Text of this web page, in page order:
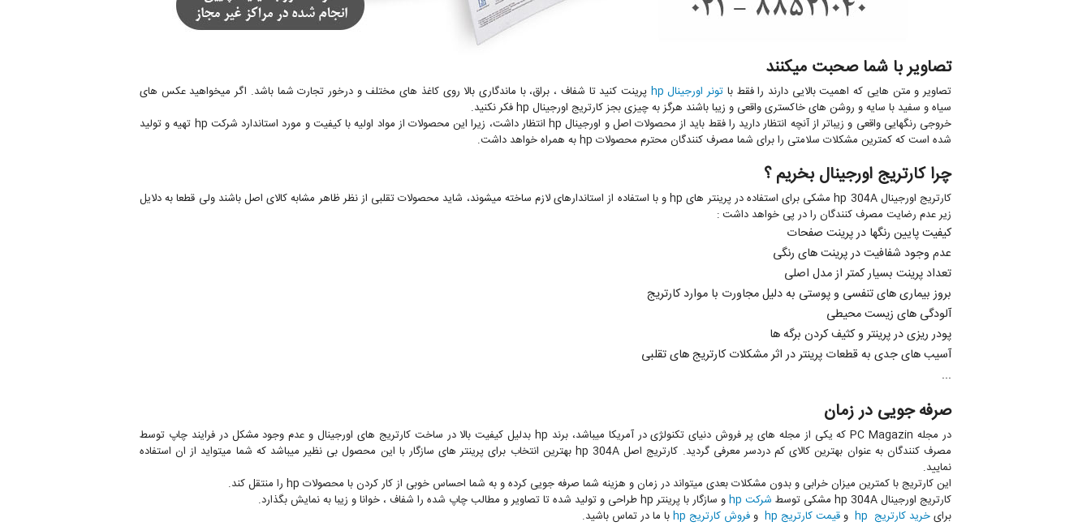
تصاویر با شما صحبت میکنند
تصاویر و متن هایی که اهمیت بالایی دارند را فقط با تونر اورجینال hp
پرینت کنید تا شفاف ، براق، با ماندگاری بالا روی کاغذ های مختلف و درخور تجارت شما باشد. اگر میخواهید عکس های
سیاه و سفید با سایه و روشن های خاکستری واقعی و زیبا باشند هرگز به چیزی بجز کارتریج اورجینال hp فکر نکنید.
خروجی رنگهایی واقعی و زیباتر از آنچه انتظار دارید را فقط باید از محصولات اصل و اورجینال hp انتظار داشت، زیرا این محصولات از مواد اولیه با کیفیت و مورد استاندارد شرکت hp تهیه و تولید
شده است که کمترین مشکلات سلامتی را برای شما مصرف کنندگان محترم محصولات hp به همراه خواهد داشت.
چرا کارتریج اورجینال بخریم ؟
کارتریج اورجینال hp 304A مشکی برای استفاده در پرینتر های hp و با استفاده از استاندارهای لازم ساخته میشوند، شاید محصولات تقلبی از نظر ظاهر مشابه کالای اصل باشند ولی قطعا به دلایل
زیر عدم رضایت مصرف کنندگان را در پی خواهد داشت :
کیفیت پایین رنگها در پرینت صفحات
عدم وجود شفافیت در پرینت های رنگی
تعداد پرینت بسیار کمتر از مدل اصلی
بروز بیماری های تنفسی و پوستی به دلیل مجاورت با موارد کارتریج
آلودگی های زیست محیطی
پودر ریزی در پرینتر و کثیف کردن برگه ها
آسیب های جدی به قطعات پرینتر در اثر مشکلات کارتریج های تقلبی
...
صرفه جویی در زمان
در مجله PC Magazin که یکی از مجله های پر فروش دنیای تکنولژی در آمریکا میباشد، برند hp بدلیل کیفیت بالا در ساخت کارتریج های اورجینال و عدم وجود مشکل در فرایند چاپ توسط
مصرف کنندگان به عنوان بهترین کالای کم دردسر معرفی گردید. کارتریج اصل hp 304A بهترین انتخاب برای پرینتر های سازگار با این محصول بی نظیر میباشد که شما میتواید از ان استفاده
نمایید.
این کارتریج با کمترین میزان خرابی و بدون مشکلات بعدی میتواند در زمان و هزینه شما صرفه جویی کرده و به شما احساس خوبی از کار کردن با محصولات hp را منتقل کند.
کارتریج اورجینال hp 304A مشکی توسط
شرکت hp
و سازگار با پرینتر hp طراحی و تولید شده تا تصاویر و مطالب چاپ شده را شفاف ، خوانا و زیبا به نمایش بگذارد.
برایخرید کارتریج hp وقیمت کارتریج hp وفروش کارتریج hp با ما در تماس باشید.